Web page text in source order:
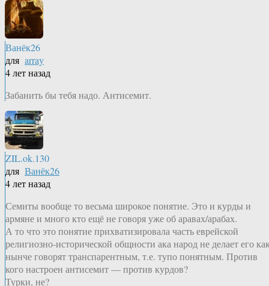
Ванёк26
для array
4 лет назад
Забанить бы тебя надо. Антисемит.
ZIL.ok.130
для Ванёк26
4 лет назад
Семиты вообще то весьма широкое понятие. Это и курды и
армяне и много кто ещё не говоря уже об аравах/арабах.
А то что это понятие прихватизировала часть еврейской
религиозно-исторической общности ака народ не делает его
нынче говорят транспарентным, т.е. тупо понятным. Против
кого настроен антисемит — против курдов?
Турки, не?